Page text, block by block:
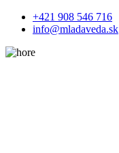
+421 908 546 716
info@mladaveda.sk